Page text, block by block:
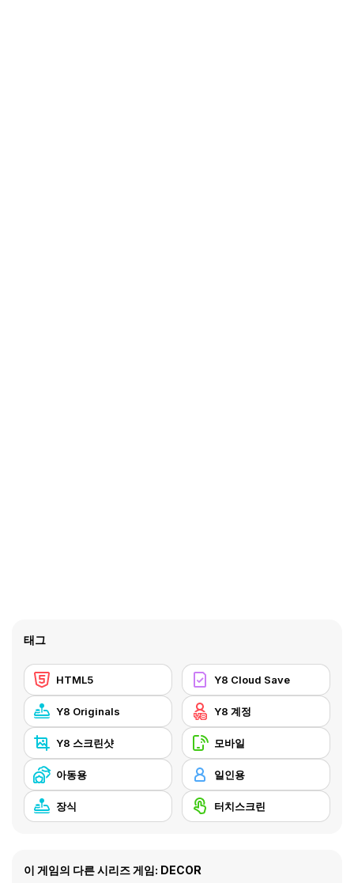
태그
HTML5 Y8 Cloud Save
Y8 Originals Y8 계정
Y8 스크린샷 모바일
아동용 일인용
장식 터치스크린
이 게임의 다른 시리즈 게임: DECOR